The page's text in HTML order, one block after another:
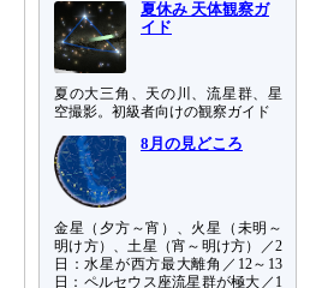
夏休み 天体観察ガ
イド
夏の大三角、天の川、流星群、星
空撮影。初級者向けの観察ガイド
8月の見どころ
金星（夕方～宵）、火星（未明～
明け方）、土星（宵～明け方）／2
日：水星が西方最大離角／12～13
日：ペルセウス座流星群が極大／1